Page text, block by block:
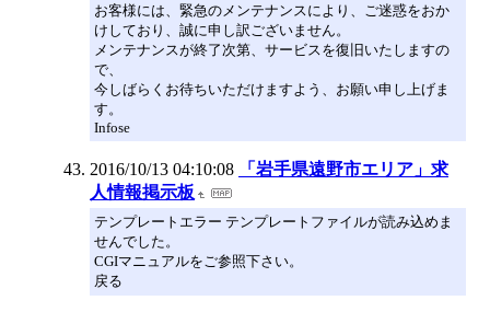
お客様には、緊急のメンテナンスにより、ご迷惑をおか
けしており、誠に申し訳ございません。
メンテナンスが終了次第、サービスを復旧いたしますの
で、
今しばらくお待ちいただけますよう、お願い申し上げま
す。
Infose
2016/10/13 04:10:08
「岩手県遠野市エリア」求
人情報掲示板
テンプレートエラー テンプレートファイルが読み込めま
せんでした。
CGIマニュアルをご参照下さい。
戻る